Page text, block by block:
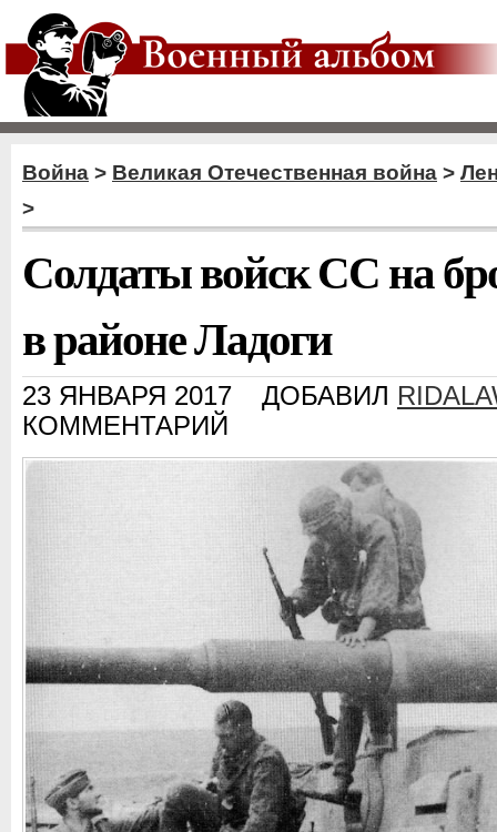
Война > Великая Отечественная война >
>
Солдаты войск СС на
в районе Ладоги
23 ЯНВАРЯ 2017 ДОБАВИЛ
КОММЕНТАРИЙ